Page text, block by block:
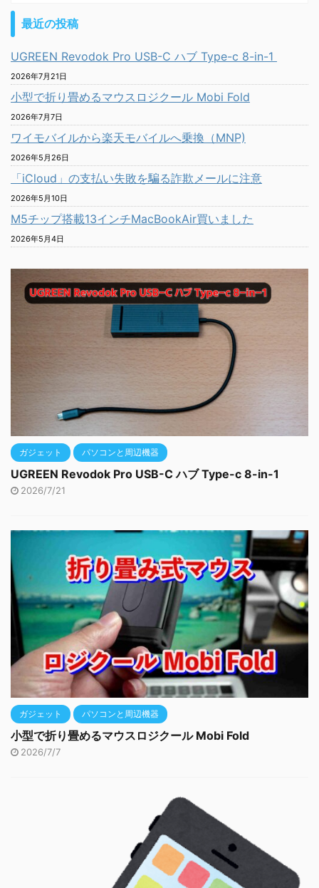
最近の投稿
UGREEN Revodok Pro USB-C ハブ Type-c 8-in-1
2026年7月21日
小型で折り畳めるマウスロジクール Mobi Fold
2026年7月7日
ワイモバイルから楽天モバイルへ乗換（MNP)
2026年5月26日
「iCloud」の支払い失敗を騙る詐欺メールに注意
2026年5月10日
M5チップ搭載13インチMacBookAir買いました
2026年5月4日
ガジェット パソコンと周辺機器
UGREEN Revodok Pro USB-C ハブ Type-c 8-in-1
2026/7/21
ガジェット パソコンと周辺機器
小型で折り畳めるマウスロジクール Mobi Fold
2026/7/7